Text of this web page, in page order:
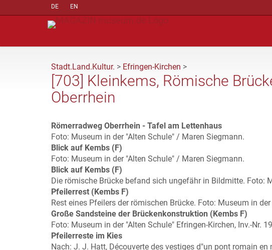
DE EN
Stadt.Land.Kultur. > Efringen-Kirchen >
[703] Kleinkems, Römische
Oberrhein
Römerradweg Oberrhein - Tafel am Lettenhaus
Foto: Museum in der "Alten Schule" / Maren Siegmann.
Blick auf Kembs (F)
Foto: Museum in der "Alten Schule" / Maren Siegmann.
Blick auf Kembs (F)
Die römische Brücke befand sich ungefähr in Bildmitte. Foto:
Pfeilerrest (Kembs F)
Rest eines Pfeilers der römischen Brücke. Foto: Museum in
Große Sandsteine der Brückenkonstruktion (Kembs F)
Foto: Museum in der "Alten Schule" Efringen-Kirchen, Inv.-Nr.
Pfeilerreste im Kies
Nach: J. J. Hatt, Découverte des vestiges d"un pont romain